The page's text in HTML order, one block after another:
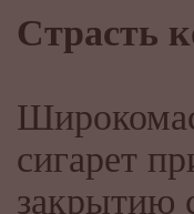
Страсть
сигарет
закрытию